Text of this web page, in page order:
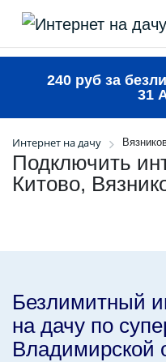
240 руб за
31
Интернет на дачу
Подключить
Китово,
Безлимитный
на дачу по
Владимирской